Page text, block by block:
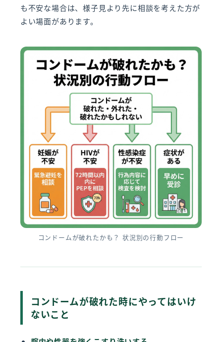
も不安な場合は、様子見より先に相談を考えた方が
よい場面があります。
コンドームが破れたかも？ 状況別の行動フロー
コンドームが破れた時にやってはいけ
ないこと